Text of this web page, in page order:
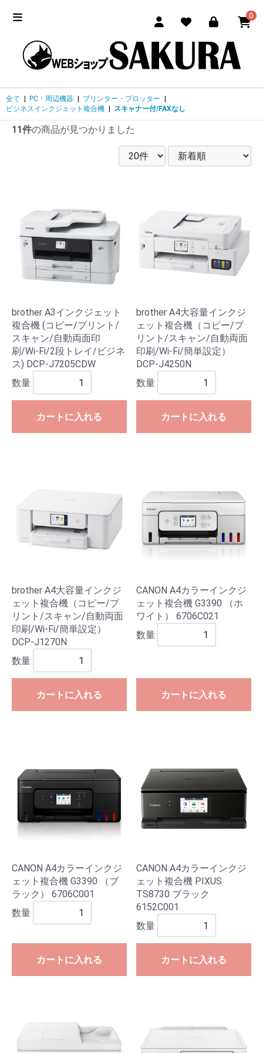
0
全て PC・周辺機器 プリンター・プロッター
ビジネスインクジェット複合機
スキャナー付/FAXなし
11件の商品が見つかりました
brother A3インクジェット
複合機 (コピー/プリント/
スキャン/自動両面印
刷/Wi-Fi/2段トレイ/ビジネ
ス) DCP-J7205CDW
数量
カートに入れる
brother A4大容量インクジ
ェット複合機（コピー/プ
リント/スキャン/自動両面
印刷/Wi-Fi/簡単設定）
DCP-J4250N
数量
カートに入れる
brother A4大容量インクジ
ェット複合機（コピー/プ
リント/スキャン/自動両面
印刷/Wi-Fi/簡単設定）
DCP-J1270N
数量
カートに入れる
CANON A4カラーインクジ
ェット複合機 G3390 （ホ
ワイト） 6706C021
数量
カートに入れる
CANON A4カラーインクジ
ェット複合機 G3390 （ブ
ラック） 6706C001
数量
カートに入れる
CANON A4カラーインクジ
ェット複合機 PIXUS
TS8730 ブラック
6152C001
数量
カートに入れる